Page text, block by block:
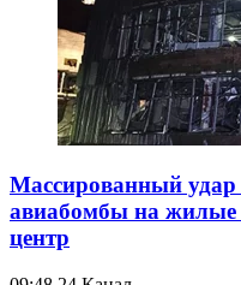
Массированный
авиабомбы на
центр